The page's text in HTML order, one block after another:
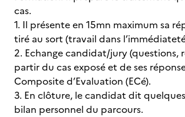
cas.
1. Il présente en 15mn maximum sa
tiré au sort (travail dans
2. Echange candidat/jury (questions,
partir du cas exposé et de ses
Composite d’Evaluation (ECé).
3. En clôture, le candidat dit
bilan personnel du parcours.